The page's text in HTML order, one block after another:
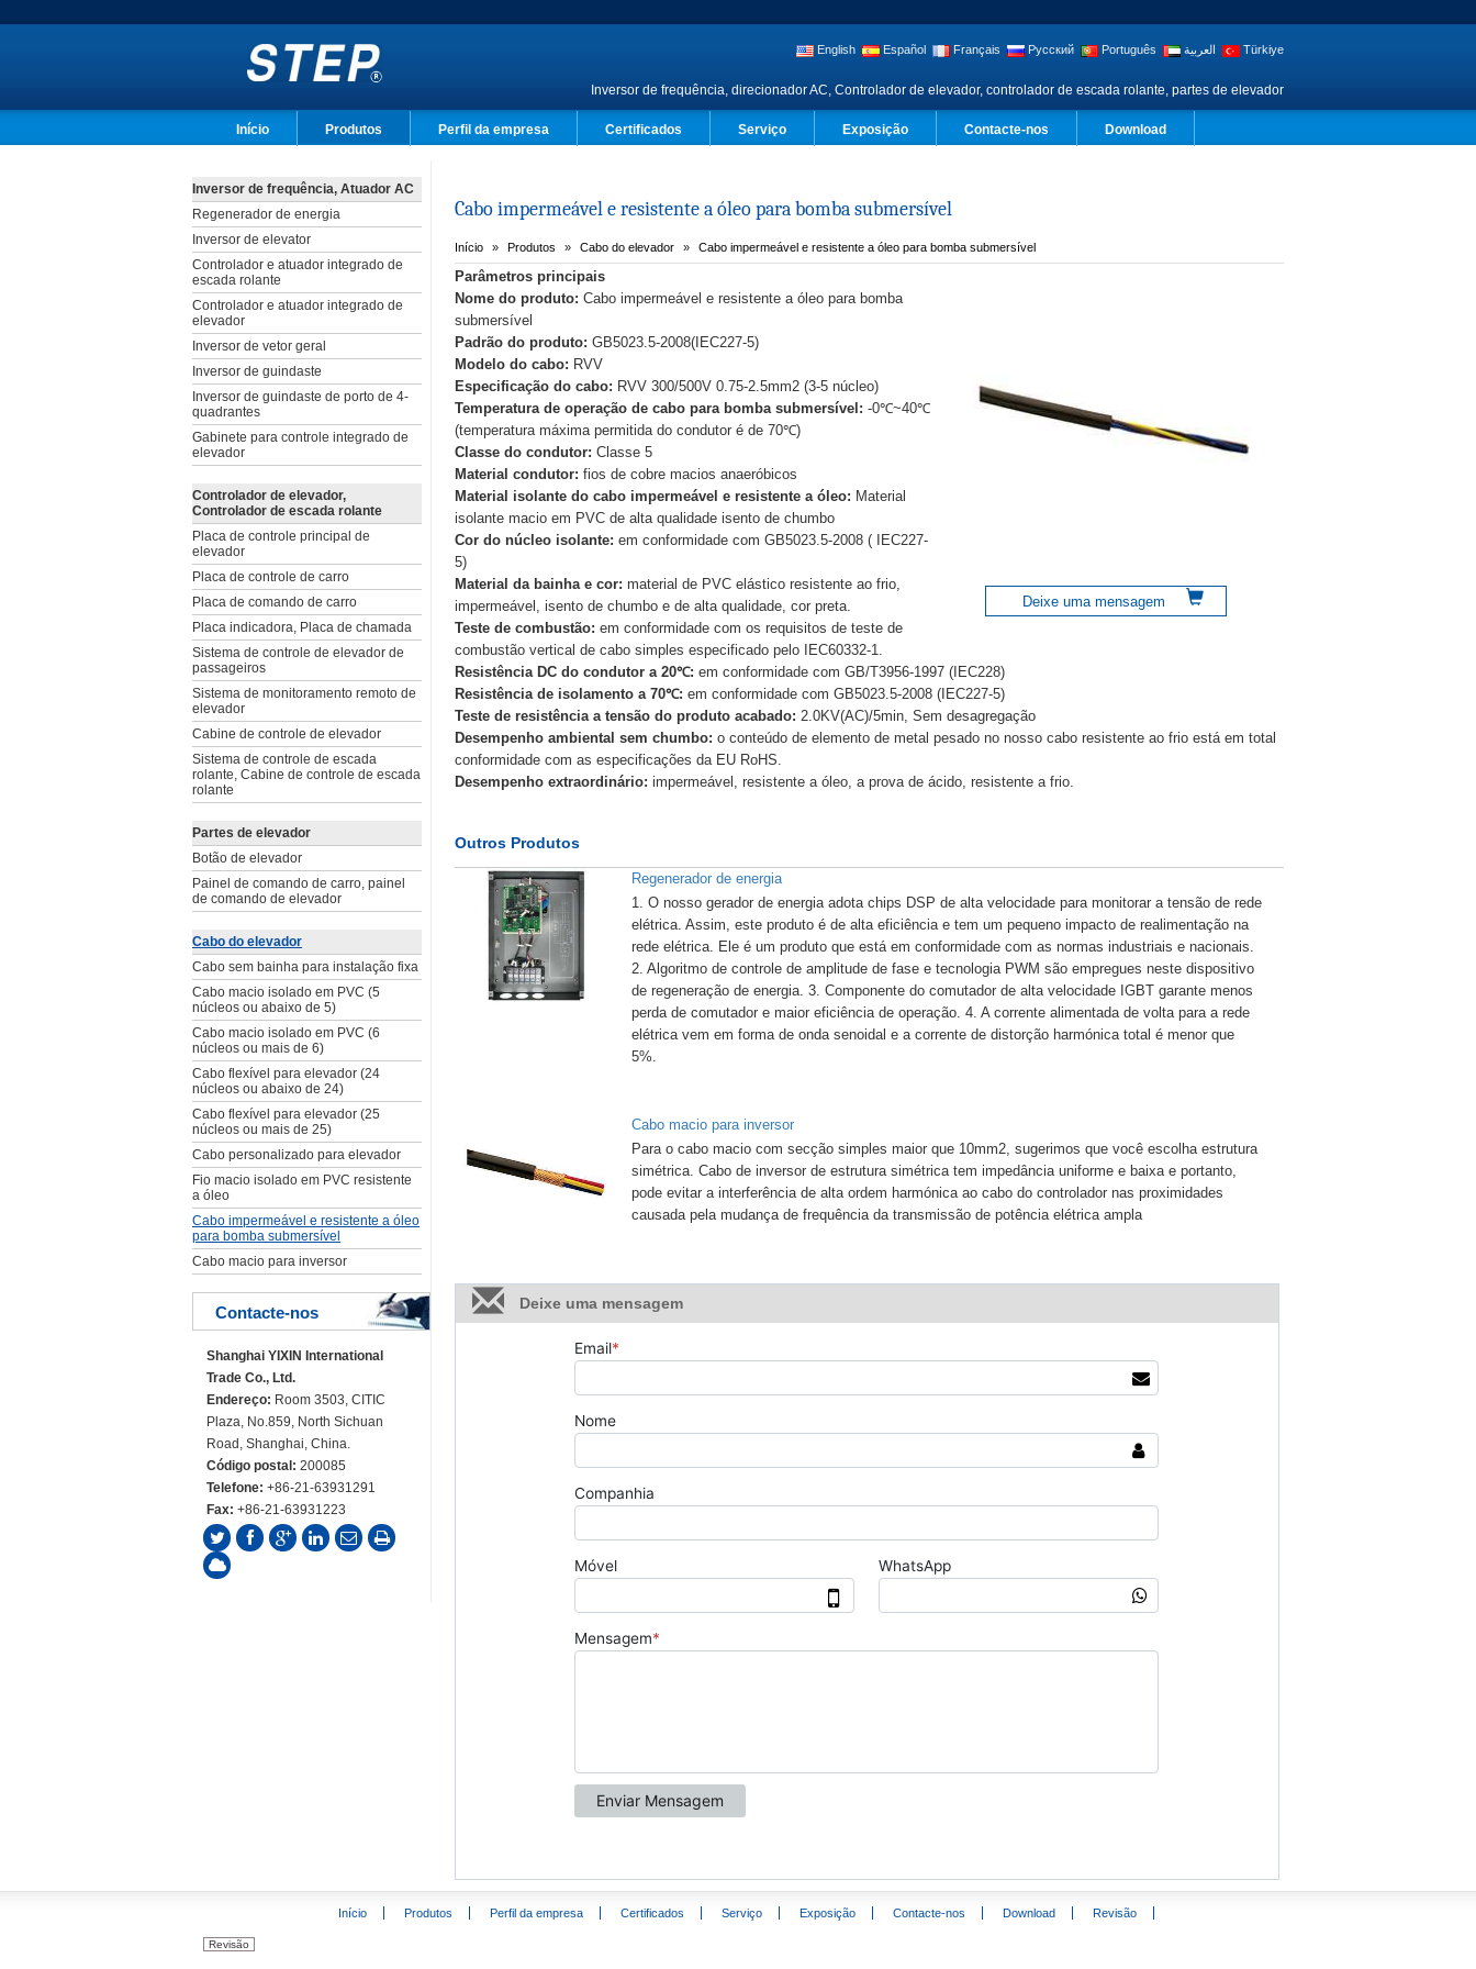
English Español Français Русский Português العربية Türkiye
Inversor de frequência, direcionador AC, Controlador de elevador, controlador de escada rolante, partes de elevador
Início Produtos Perfil da empresa Certificados Serviço Exposição Contacte-nos Download
Cabo impermeável e resistente a óleo para bomba submersível
Início Produtos Cabo do elevador Cabo impermeável e resistente a óleo para bomba submersível
Deixe uma mensagem
Parâmetros principais
Nome do produto: Cabo impermeável e resistente a óleo para bomba
submersível
Padrão do produto: GB5023.5-2008(IEC227-5)
Modelo do cabo: RVV
Especificação do cabo: RVV 300/500V 0.75-2.5mm2 (3-5 núcleo)
Temperatura de operação de cabo para bomba submersível: -0℃~40℃
(temperatura máxima permitida do condutor é de 70℃)
Classe do condutor: Classe 5
Material condutor: fios de cobre macios anaeróbicos
Material isolante do cabo impermeável e resistente a óleo: Material
isolante macio em PVC de alta qualidade isento de chumbo
Cor do núcleo isolante: em conformidade com GB5023.5-2008 ( IEC227-
5)
Material da bainha e cor: material de PVC elástico resistente ao frio,
impermeável, isento de chumbo e de alta qualidade, cor preta.
Teste de combustão: em conformidade com os requisitos de teste de
combustão vertical de cabo simples especificado pelo IEC60332-1.
Resistência DC do condutor a 20℃: em conformidade com GB/T3956-1997 (IEC228)
Resistência de isolamento a 70℃: em conformidade com GB5023.5-2008 (IEC227-5)
Teste de resistência a tensão do produto acabado: 2.0KV(AC)/5min, Sem desagregação
Desempenho ambiental sem chumbo: o conteúdo de elemento de metal pesado no nosso cabo resistente ao frio está em total
conformidade com as especificações da EU RoHS.
Desempenho extraordinário: impermeável, resistente a óleo, a prova de ácido, resistente a frio.
Outros Produtos
Regenerador de energia
1. O nosso gerador de energia adota chips DSP de alta velocidade para monitorar a tensão de rede
elétrica. Assim, este produto é de alta eficiência e tem um pequeno impacto de realimentação na
rede elétrica. Ele é um produto que está em conformidade com as normas industriais e nacionais.
2. Algoritmo de controle de amplitude de fase e tecnologia PWM são empregues neste dispositivo
de regeneração de energia. 3. Componente do comutador de alta velocidade IGBT garante menos
perda de comutador e maior eficiência de operação. 4. A corrente alimentada de volta para a rede
elétrica vem em forma de onda senoidal e a corrente de distorção harmónica total é menor que
5%.
Cabo macio para inversor
Para o cabo macio com secção simples maior que 10mm2, sugerimos que você escolha estrutura
simétrica. Cabo de inversor de estrutura simétrica tem impedância uniforme e baixa e portanto,
pode evitar a interferência de alta ordem harmónica ao cabo do controlador nas proximidades
causada pela mudança de frequência da transmissão de potência elétrica ampla
Deixe uma mensagem
Inversor de frequência, Atuador AC
Regenerador de energia
Inversor de elevator
Controlador e atuador integrado de
escada rolante
Controlador e atuador integrado de
elevador
Inversor de vetor geral
Inversor de guindaste
Inversor de guindaste de porto de 4-
quadrantes
Gabinete para controle integrado de
elevador
Controlador de elevador,
Controlador de escada rolante
Placa de controle principal de
elevador
Placa de controle de carro
Placa de comando de carro
Placa indicadora, Placa de chamada
Sistema de controle de elevador de
passageiros
Sistema de monitoramento remoto de
elevador
Cabine de controle de elevador
Sistema de controle de escada
rolante, Cabine de controle de escada
rolante
Partes de elevador
Botão de elevador
Painel de comando de carro, painel
de comando de elevador
Cabo do elevador
Cabo sem bainha para instalação fixa
Cabo macio isolado em PVC (5
núcleos ou abaixo de 5)
Cabo macio isolado em PVC (6
núcleos ou mais de 6)
Cabo flexível para elevador (24
núcleos ou abaixo de 24)
Cabo flexível para elevador (25
núcleos ou mais de 25)
Cabo personalizado para elevador
Fio macio isolado em PVC resistente
a óleo
Cabo impermeável e resistente a óleo
para bomba submersível
Cabo macio para inversor
Contacte-nos
Shanghai YIXIN International
Trade Co., Ltd.
Endereço: Room 3503, CITIC
Plaza, No.859, North Sichuan
Road, Shanghai, China.
Código postal: 200085
Telefone: +86-21-63931291
Fax: +86-21-63931223
Início Produtos Perfil da empresa Certificados Serviço Exposição Contacte-nos Download Revisão
Revisão